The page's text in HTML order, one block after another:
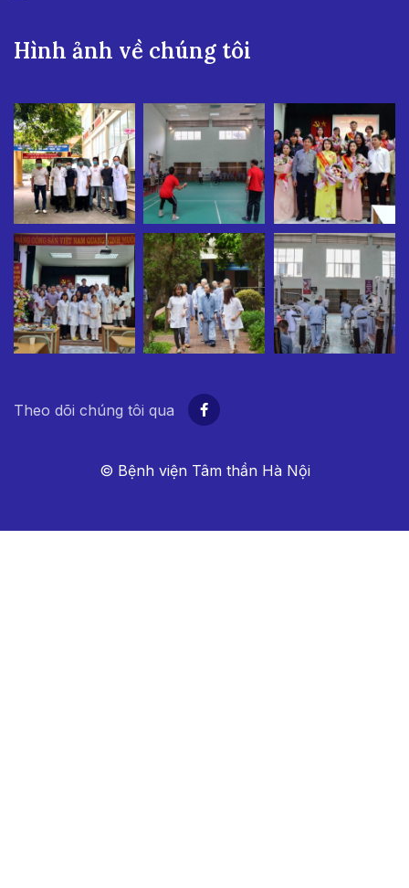
Hình ảnh về chúng tôi
Theo dõi chúng tôi qua
© Bệnh viện Tâm thần Hà Nội